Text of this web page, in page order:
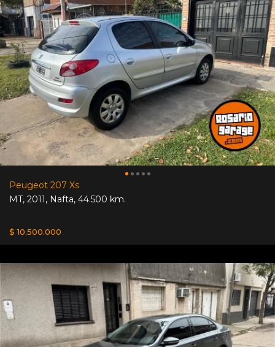
Peugeot 207 Xs
MT, 2011, Nafta, 44.500 km.
$ 10.500.000